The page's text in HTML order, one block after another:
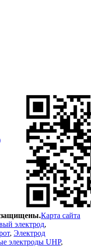
защищены.Карта сайта
электрод,
, Электрод
электроды UHP,